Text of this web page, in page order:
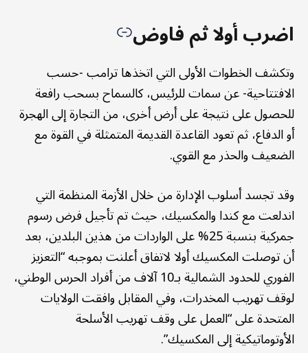
اضرب أولا ثم فاوض
وتكشف الخطوات الأولى التي اتخذها ترامب -حسب
الافتتاحية- عن سمات للرئيس، كالسماح بسحب رافعة
للحصول على نتيجة على أرض أخرى، من التجارة إلى الهجرة
أو الدفاع، ثم تعود القاعدة القديمة المتمثلة في القوة مع
الضعيف والحذر مع القوي.
وقد تجسد أسلوب الإدارة من خلال الأزمة المنظمة التي
اندلعت مع كندا والمكسيك، حيث تم تأجيل فرض رسوم
جمركية بنسبة 25% على الواردات من هذين البلدين، بعد
أن توصلت المكسيك أولا لاتفاق أعلنت بموجبه “التعزيز
الفوري للحدود الشمالية بـ10 آلاف من أفراد الحرس الوطني،
لوقف تهريب المخدرات، وفي المقابل وافقت الولايات
المتحدة على “العمل على وقف تهريب الأسلحة
الأوتوماتيكية إلى المكسيك”.